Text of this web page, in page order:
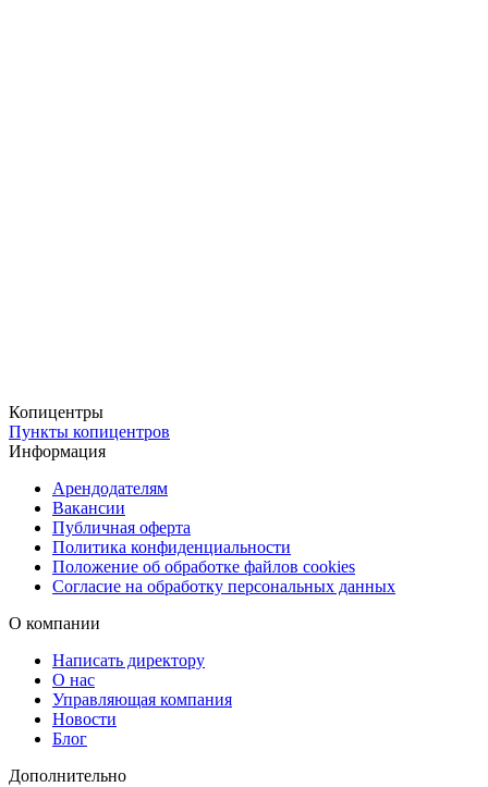
Копицентры
Пункты копицентров
Информация
Арендодателям
Вакансии
Публичная оферта
Политика конфиденциальности
Положение об обработке файлов cookies
Согласие на обработку персональных данных
О компании
Написать директору
О нас
Управляющая компания
Новости
Блог
Дополнительно